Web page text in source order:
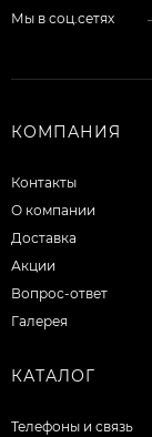
Мы в соц.сетях
КОМПАНИЯ
Контакты
О компании
Доставка
Акции
Вопрос-ответ
Галерея
КАТАЛОГ
Телефоны и связь